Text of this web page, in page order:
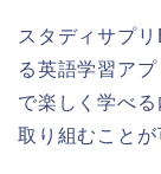
スタディサプ
る英語学習ア
で楽しく学べ
取り組むことが